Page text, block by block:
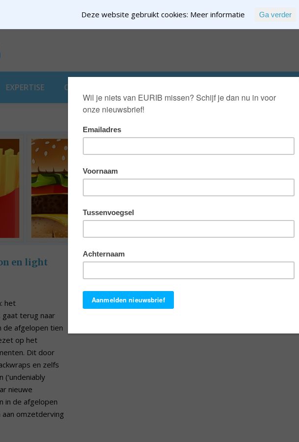
EXPERTISE CONTENT
en light
het
gaat terug naar
de afgelopen tien
op het
Dit door
en zelfs
nieuwe
in de afgelopen
aan omzetderving
Deze website gebruikt cookies: Meer informatie Ga verder
EXPERTISE